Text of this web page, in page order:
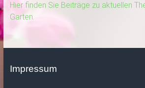
Hier finden Sie Beiträge zu aktuellen
Garten.
Impressum